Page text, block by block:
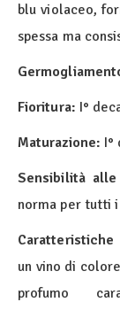
blu violaceo,
spessa ma
Fioritura: I°
Maturazione: I°
Sensibilità
norma per tutti
un vino di
profumo